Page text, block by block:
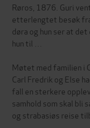
Røros, 1876. Guri
etterlengtet besøk
døra og hun ser at
hun til …
Møtet med familien i
Carl Fredrik og Else
fall en sterkere
samhold som skal bli